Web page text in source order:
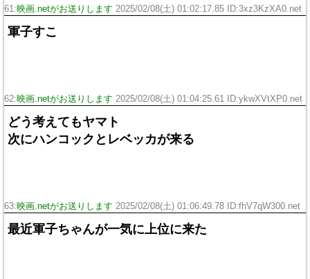
61:映画.netがお送りします 2025/02/08(土) 01:02:17.85 ID:3xz3KzXA0.net
軍子すこ
62:映画.netがお送りします 2025/02/08(土) 01:04:25.61 ID:ykwXVtXP0.net
どう考えてもヤマト
次にハンコックとレベッカが来る
63:映画.netがお送りします 2025/02/08(土) 01:06:49.78 ID:fhV7qW300.net
最近軍子ちゃんが一気に上位に来た